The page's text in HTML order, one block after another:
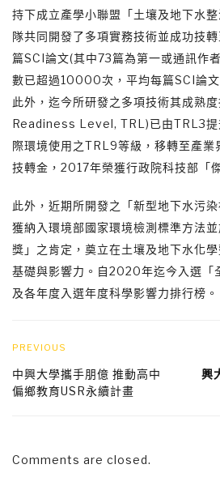
持下成立產學小聯盟「土壤及地下水
隊共同開發了多項實務技術並成功技
篇SCI論文(其中73篇為第一或通訊作
數已超過10000次，平均每篇SCI論
此外，迄今所研發之多項技術其成熟
Readiness Level, TRL)已由TRL3提
際環境使用之TRL9等級，移轉至產業
技轉金，2017年榮獲行政院科技部「
此外，近期所開發之「新型地下水污
獲納入環境部國家環境檢測標準方法
獎」之肯定，奠立在土壤及地下水化
基礎與影響力。自2020年迄今入選「
及各年度入選年度科學影響力排行榜。
PREVIOUS
中興大學攜手朋億 推動高中
偏鄉教育USR永續計畫
興
Comments are closed.